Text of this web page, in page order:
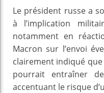
Le président russe a
à l’implication
notamment en
Macron sur l’envoi
clairement indiqué
pourrait entraîner
accentuant le risque